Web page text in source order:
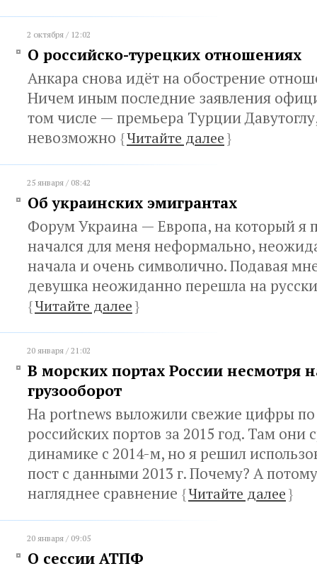
2 октября / 12:02
О российско-турецких отношениях
Анкара снова идёт на обострение
Ничем иным последние заявления
том числе — премьера Турции
невозможно {Читайте далее}
25 января / 08:42
Об украинских эмигрантах
Форум Украина — Европа, на который я
начался для меня неформально,
начала и очень символично. Подавая
девушка неожиданно перешла на
{Читайте далее}
20 января / 21:02
В морских портах России несмотря
грузооборот
На portnews выложили свежие цифры по
российских портов за 2015 год. Там они
динамике с 2014-м, но я решил
пост с данными 2013 г. Почему? А
нагляднее сравнение {Читайте далее}
20 января / 09:05
О сессии АТПФ